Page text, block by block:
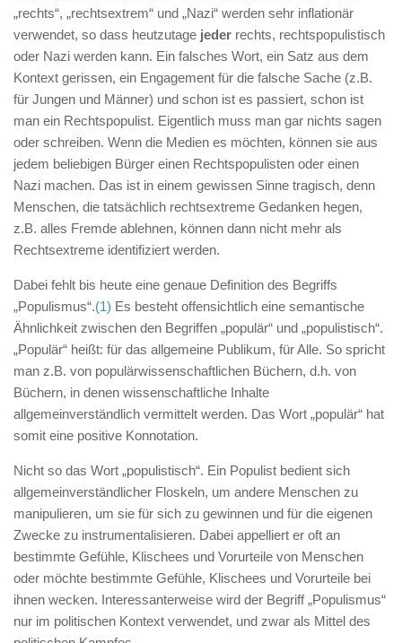
„rechts“, „rechtsextrem“ und „Nazi“ werden sehr inflationär
verwendet, so dass heutzutage jeder rechts, rechtspopulistisch
oder Nazi werden kann. Ein falsches Wort, ein Satz aus dem
Kontext gerissen, ein Engagement für die falsche Sache (z.B.
für Jungen und Männer) und schon ist es passiert, schon ist
man ein Rechtspopulist. Eigentlich muss man gar nichts sagen
oder schreiben. Wenn die Medien es möchten, können sie aus
jedem beliebigen Bürger einen Rechtspopulisten oder einen
Nazi machen. Das ist in einem gewissen Sinne tragisch, denn
Menschen, die tatsächlich rechtsextreme Gedanken hegen,
z.B. alles Fremde ablehnen, können dann nicht mehr als
Rechtsextreme identifiziert werden.
Dabei fehlt bis heute eine genaue Definition des Begriffs
„Populismus“.(1) Es besteht offensichtlich eine semantische
Ähnlichkeit zwischen den Begriffen „populär“ und „populistisch“.
„Populär“ heißt: für das allgemeine Publikum, für Alle. So spricht
man z.B. von populärwissenschaftlichen Büchern, d.h. von
Büchern, in denen wissenschaftliche Inhalte
allgemeinverständlich vermittelt werden. Das Wort „populär“ hat
somit eine positive Konnotation.
Nicht so das Wort „populistisch“. Ein Populist bedient sich
allgemeinverständlicher Floskeln, um andere Menschen zu
manipulieren, um sie für sich zu gewinnen und für die eigenen
Zwecke zu instrumentalisieren. Dabei appelliert er oft an
bestimmte Gefühle, Klischees und Vorurteile von Menschen
oder möchte bestimmte Gefühle, Klischees und Vorurteile bei
ihnen wecken. Interessanterweise wird der Begriff „Populismus“
nur im politischen Kontext verwendet, und zwar als Mittel des